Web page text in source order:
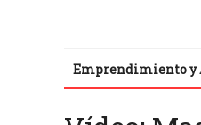
Emprendimiento y